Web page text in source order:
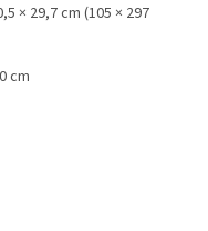
× 29,7 cm (105 × 297
cm